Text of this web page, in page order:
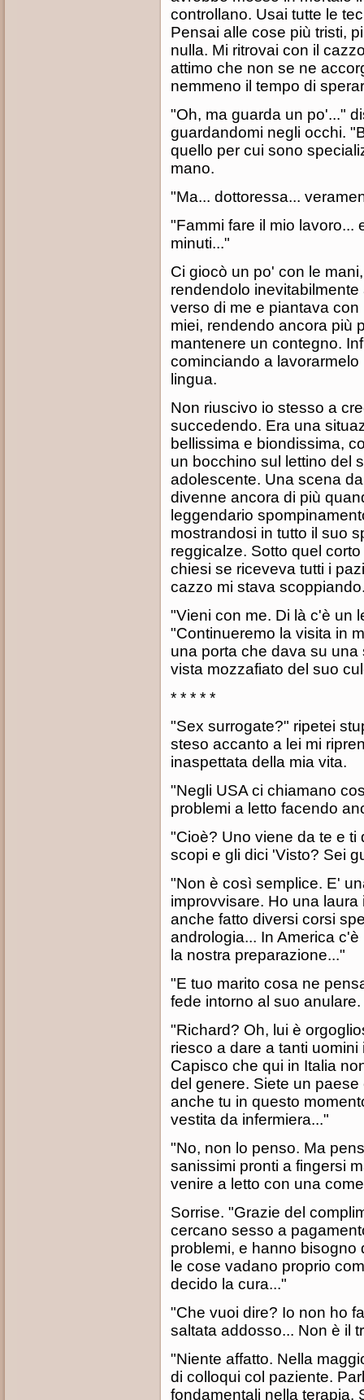
controllano. Usai tutte le
Pensai alle cose più tristi,
nulla. Mi ritrovai con il
attimo che non se ne
nemmeno il tempo di
"Oh, ma guarda un po'..."
guardandomi negli occhi.
quello per cui sono
mano.
"Ma... dottoressa...
"Fammi fare il mio lavoro...
minuti..."
Ci giocò un po' con le
rendendolo
verso di me e piantava
miei, rendendo ancora più
mantenere un contegno.
cominciando a
lingua.
Non riuscivo io stesso a
succedendo. Era una
bellissima e biondissima,
un bocchino sul lettino del
adolescente. Una scena
divenne ancora di più
leggendario
mostrandosi in tutto il suo
reggicalze. Sotto quel
chiesi se riceveva tutti i
cazzo mi stava
"Vieni con me. Di là c'è un
"Continueremo la visita in
una porta che dava su
vista mozzafiato del suo
* * * * *
"Sex surrogate?" ripetei
steso accanto a lei mi
inaspettata della mia vita.
"Negli USA ci chiamano
problemi a letto facendo
"Cioè? Uno viene da te e ti
scopi e gli dici 'Visto? Sei
"Non è così semplice. E'
improvvisare. Ho una
anche fatto diversi corsi
andrologia... In America
la nostra preparazione..."
"E tuo marito cosa ne
fede intorno al suo anulare.
"Richard? Oh, lui è
riesco a dare a tanti
Capisco che qui in Italia
del genere. Siete un
anche tu in questo
vestita da infermiera..."
"No, non lo penso. Ma
sanissimi pronti a fingersi
venire a letto con una
Sorrise. "Grazie del
cercano sesso a
problemi, e hanno bisogno
le cose vadano proprio
decido la cura..."
"Che vuoi dire? Io non ho
saltata addosso... Non è il
"Niente affatto. Nella
di colloqui col paziente.
fondamentali nella terapia.